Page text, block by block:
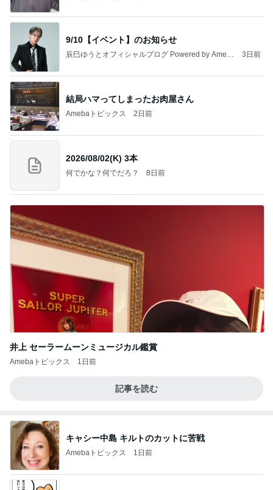
9/10【イベント】のお知らせ
辰巳ゆうとオフィシャルブログ Powered by Ameb
3日前
結局ハマってしまったお肉屋さん
Amebaトピックス 2日前
2026/08/02(K) 3本
何でかな？何でだろ？ 8日前
井上 セーラームーンミュージカル鑑賞
Amebaトピックス 1日前
記事を読む
キャシー中島 キルトのカットに苦戦
Amebaトピックス 1日前